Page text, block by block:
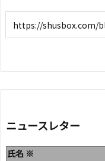
ニュースレター
氏名 ※